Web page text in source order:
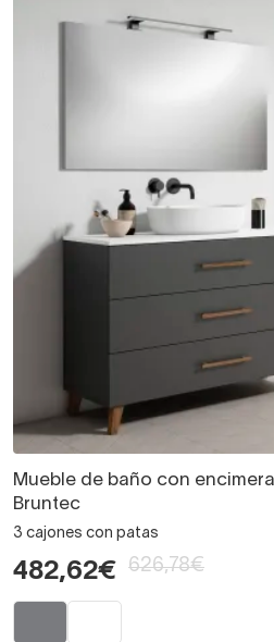
Mueble de baño con
Bruntec
3 cajones con patas
482,62€ 626,78€